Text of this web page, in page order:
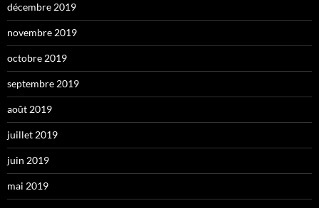
décembre 2019
novembre 2019
octobre 2019
septembre 2019
août 2019
juillet 2019
juin 2019
mai 2019